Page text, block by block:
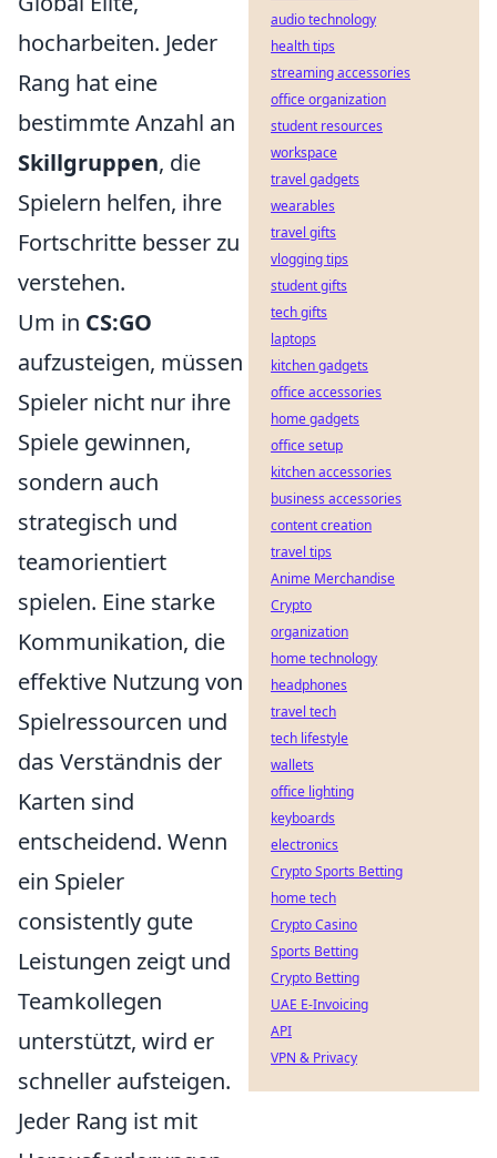
hocharbeiten. Jeder
Rang hat eine
bestimmte Anzahl an
Skillgruppen, die
Spielern helfen, ihre
Fortschritte besser zu
verstehen.
Um in CS:GO
aufzusteigen, müssen
Spieler nicht nur ihre
Spiele gewinnen,
sondern auch
strategisch und
teamorientiert
spielen. Eine starke
Kommunikation, die
effektive Nutzung von
Spielressourcen und
das Verständnis der
Karten sind
entscheidend. Wenn
ein Spieler
consistently gute
Leistungen zeigt und
Teamkollegen
unterstützt, wird er
schneller aufsteigen.
Jeder Rang ist mit
audio technology
health tips
streaming accessories
office organization
student resources
workspace
travel gadgets
wearables
travel gifts
vlogging tips
student gifts
tech gifts
laptops
kitchen gadgets
office accessories
home gadgets
office setup
kitchen accessories
business accessories
content creation
travel tips
Anime Merchandise
Crypto
organization
home technology
headphones
travel tech
tech lifestyle
wallets
office lighting
keyboards
electronics
Crypto Sports Betting
home tech
Crypto Casino
Sports Betting
Crypto Betting
UAE E-Invoicing
API
VPN & Privacy